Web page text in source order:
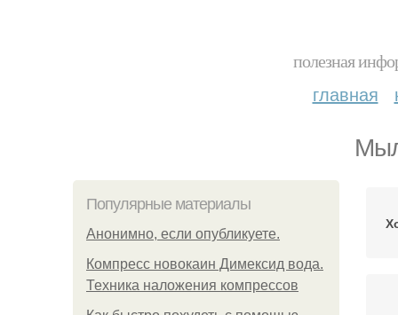
полезная
главная
Популярные материалы
Анонимно, если опубликуете.
Компресс новокаин Димексид вода.
Техника наложения компрессов